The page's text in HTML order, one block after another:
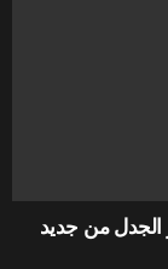
الجدل من جديد